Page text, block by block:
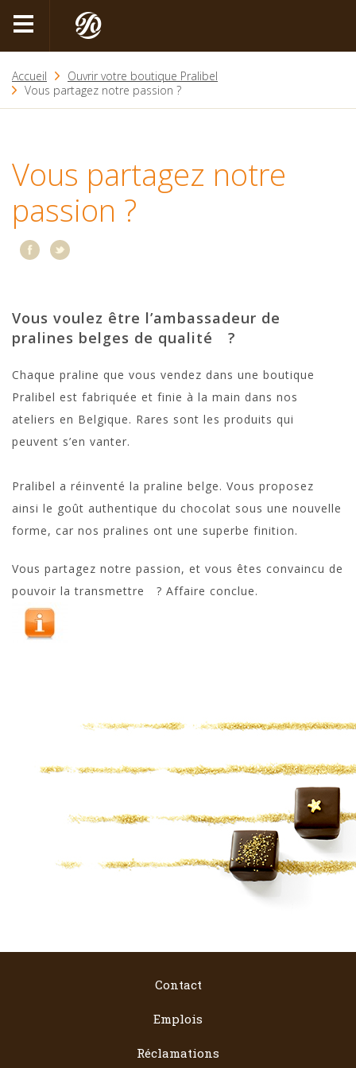
Accueil
Ouvrir votre boutique Pralibel
Vous partagez notre passion ?
Vous partagez notre
passion ?
Vous voulez être l’ambassadeur de
pralines belges de qualité ?
Chaque praline que vous vendez dans une boutique
Pralibel est fabriquée et finie à la main dans nos
ateliers en Belgique. Rares sont les produits qui
peuvent s’en vanter.
Pralibel a réinventé la praline belge. Vous proposez
ainsi le goût authentique du chocolat sous une nouvelle
forme, car nos pralines ont une superbe finition.
Vous partagez notre passion, et vous êtes convaincu de
pouvoir la transmettre ? Affaire conclue.
Contact
Emplois
Réclamations